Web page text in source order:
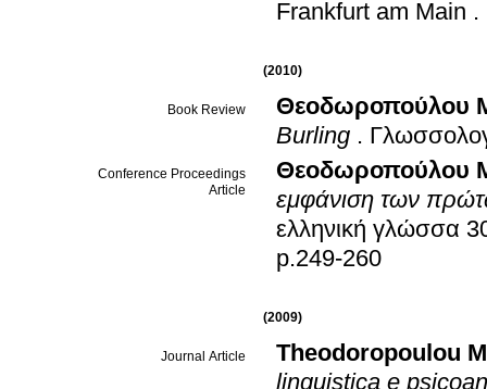
Frankfurt am Main .
(2010)
Book Review
Θεοδωροπούλου
Burling .
Conference Proceedings
Article
Θεοδωροπούλου
εμφάνιση των
ελληνική γλώσσα
p.249-260
(2009)
Journal Article
Theodoropoulou
linguistica e